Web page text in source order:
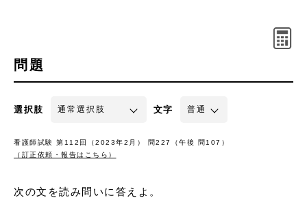
問題
選択肢 文字
看護師試験 第112回（2023年2月） 問227（午後 問107）
（訂正依頼・報告はこちら）
次の文を読み問いに答えよ。